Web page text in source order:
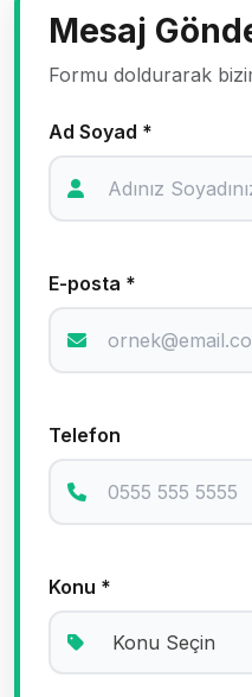
Mesaj
Formu doldurarak
Ad Soyad *
E-posta *
Telefon
Konu *